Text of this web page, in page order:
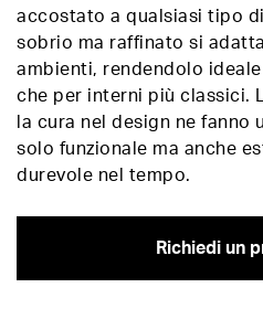
accostato a qualsiasi tipo
sobrio ma raffinato si
ambienti, rendendolo
che per interni più classici.
la cura nel design ne fanno
solo funzionale ma anche
durevole nel tempo.
Richiedi un